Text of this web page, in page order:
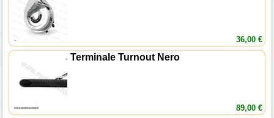
36,00 €
Terminale Turnout Nero
89,00 €